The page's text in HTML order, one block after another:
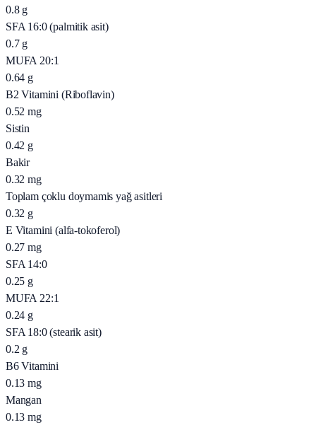
0.8 g
SFA 16:0 (palmitik asit)
0.7 g
MUFA 20:1
0.64 g
B2 Vitamini (Riboflavin)
0.52 mg
Sistin
0.42 g
Bakir
0.32 mg
Toplam çoklu doymamis yağ asitleri
0.32 g
E Vitamini (alfa-tokoferol)
0.27 mg
SFA 14:0
0.25 g
MUFA 22:1
0.24 g
SFA 18:0 (stearik asit)
0.2 g
B6 Vitamini
0.13 mg
Mangan
0.13 mg